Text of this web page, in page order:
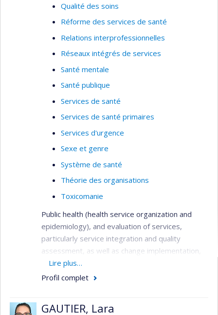
Qualité des soins
Réforme des services de santé
Relations interprofessionnelles
Réseaux intégrés de services
Santé mentale
Santé publique
Services de santé
Services de santé primaires
Services d'urgence
Sexe et genre
Système de santé
Théorie des organisations
Toxicomanie
Public health (health service organization and
epidemiology), and evaluation of services,
particularly service integration and quality
assessment, as well as change implementation,
needs assessment, primary care services,
service utilization, health systems analysis,
databases, outcome studies), qualitative (case
Lire plus…
Profil complet
GAUTIER, Lara